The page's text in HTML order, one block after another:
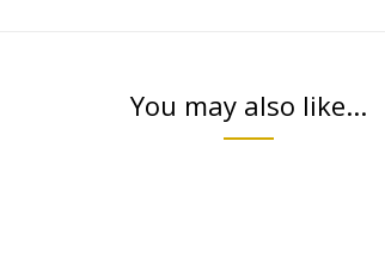
You may also like...